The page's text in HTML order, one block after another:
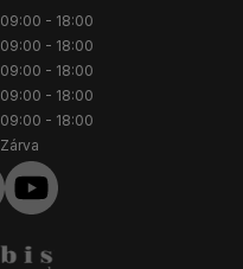
09:00 - 18:00
09:00 - 18:00
09:00 - 18:00
09:00 - 18:00
09:00 - 18:00
Zárva